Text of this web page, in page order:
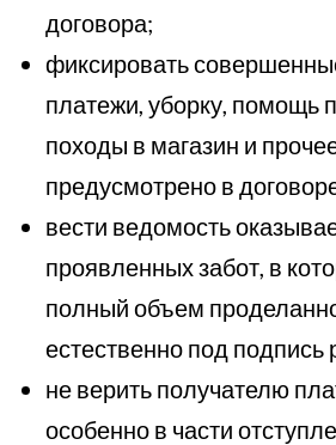
договора;
фиксировать
платежи, уборку, помощь
походы в магазин и
предусмотрено в
вести ведомость
проявленных забот, в
полный объем
естественно под подпись
не верить получателю
особенно в части